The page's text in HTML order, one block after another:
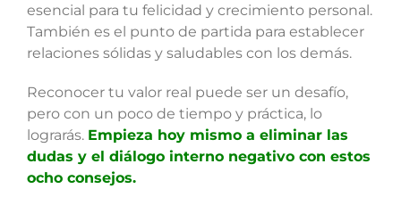
esencial para tu felicidad y crecimiento personal.
También es el punto de partida para establecer
relaciones sólidas y saludables con los demás.
Reconocer tu valor real puede ser un desafío,
pero con un poco de tiempo y práctica, lo
lograrás. Empieza hoy mismo a eliminar las
dudas y el diálogo interno negativo con estos
ocho consejos.